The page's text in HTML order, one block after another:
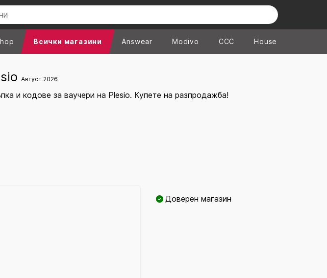
Всички магазини Answear Modivo CCC House
Август 2026
и кодове за ваучери на Plesio. Купете на разпродажба!
Доверен магазин